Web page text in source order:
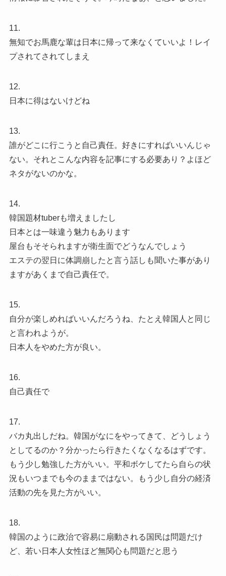
11.
無知でお馬鹿な輩は日本に帰って来なくていいよ！レイ
プされてされてしまえ
12.
日本に得はないけどね
13.
誰がどこに行こうと自己責任。好きにすればいいんじゃ
ない。それとこんな内容を記事にする必要あり？よほど
ネタがないのかな。
14.
韓国題材tuberも増えましたし
日本とは一味違う魅力もあります
屋台もそそられますが衛生面でどうなんでしょう
エステの翌日に体調崩したと言う話しも聞いた事があり
ますがあくまで自己責任で。
15.
自分が楽しめればいいんだろうね、たとえ韓国人と同じ
と言われようが。
日本人をやめた方が良い。
16.
自己責任で
17.
バカ丸出しだね。韓国がなにをやってきて、どうしょう
としてるのか？分かったら行きたくなくなるはずです。
もう少し勉強した方がいい。平和ボケしてたら自らの状
況もいつまでも今のままではない。もう少し自分の経済
活動の先を見た方がいい。
18.
韓国のように政治で容易に扇動される国民は問題だけ
ど、若い日本人女性ほど無関心も問題だと思う